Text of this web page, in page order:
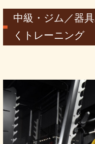
中級・ジム／器
くトレーニング